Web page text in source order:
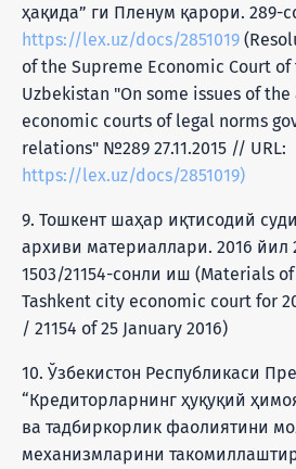
ҳақида” ги Пленум қарори. 289-
https://lex.uz/docs/2851019
of the Supreme Economic Court
Uzbekistan "On some issues of
economic courts of legal norms
relations" №289 27.11.2015 // URL:
https://lex.uz/docs/2851019)
9. Тошкент шаҳар иқтисодий
архиви материаллари. 2016 йил
1503/21154-сонли иш (Materials
Tashkent city economic court for
/ 21154 of 25 January 2016)
10. Ўзбекистон Республикаси
“Кредиторларнинг ҳуқуқий
ва тадбиркорлик фаолиятини
механизмларини